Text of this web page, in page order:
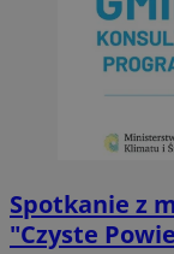
Spotkanie z
"Czyste